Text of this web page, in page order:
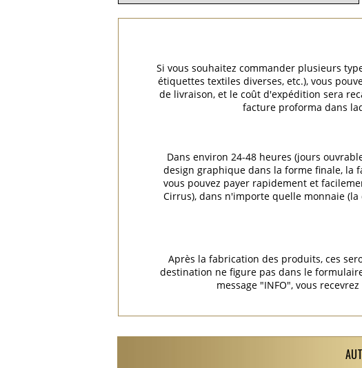
Si vous souhaitez commander plusieurs
étiquettes textiles diverses, etc.), vous
de livraison, et le coût d'expédition sera
facture proforma dans
Dans environ 24-48 heures (jours
design graphique dans la forme finale, la
vous pouvez payer rapidement et
Cirrus), dans n'importe quelle monnaie
Après la fabrication des produits, ces
destination ne figure pas dans le formulaire
message "INFO", vous